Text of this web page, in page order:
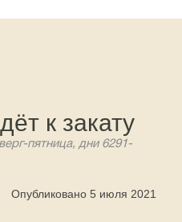
к закату
пятница, дни 6291-
Опубликовано 5 июля 2021